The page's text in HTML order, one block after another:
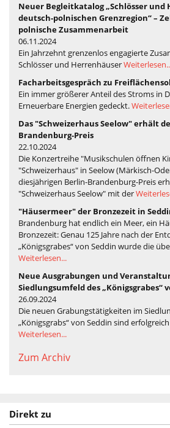
Neuer Begleitkatalog „Schlösser
deutsch-polnischen Grenzregion“ –
polnische Zusammenarbeit
06.11.2024
Ein Jahrzehnt grenzenlos engagierte
Schlösser und Herrenhäuser
Facharbeitsgespräch zu
Ein immer größerer Anteil des Stroms in
Erneuerbare Energien gedeckt.
Das "Schweizerhaus Seelow" erhält
Brandenburg-Preis
22.10.2024
Die Konzertreihe "Musikschulen öffnen
"Schweizerhaus" in Seelow (Märkisch-
diesjährigen Berlin-Brandenburg-Preis
"Schweizerhaus Seelow" mit der
"Häusermeer" der Bronzezeit in
Brandenburg hat endlich ein Meer, ein
Bronzezeit: Genau 125 Jahre nach der
„Königsgrabes“ von Seddin wurde die
Weiterlesen...
Neue Ausgrabungen und
Siedlungsumfeld des „Königsgrabes“
26.09.2024
Die neuen Grabungstätigkeiten im
„Königsgrabs“ von Seddin sind
Weiterlesen...
Zum Archiv
Direkt zu